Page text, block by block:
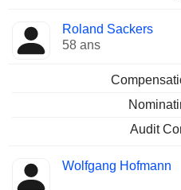
Roland Sackers
58 ans
Audit
Wolfgang Hofmann